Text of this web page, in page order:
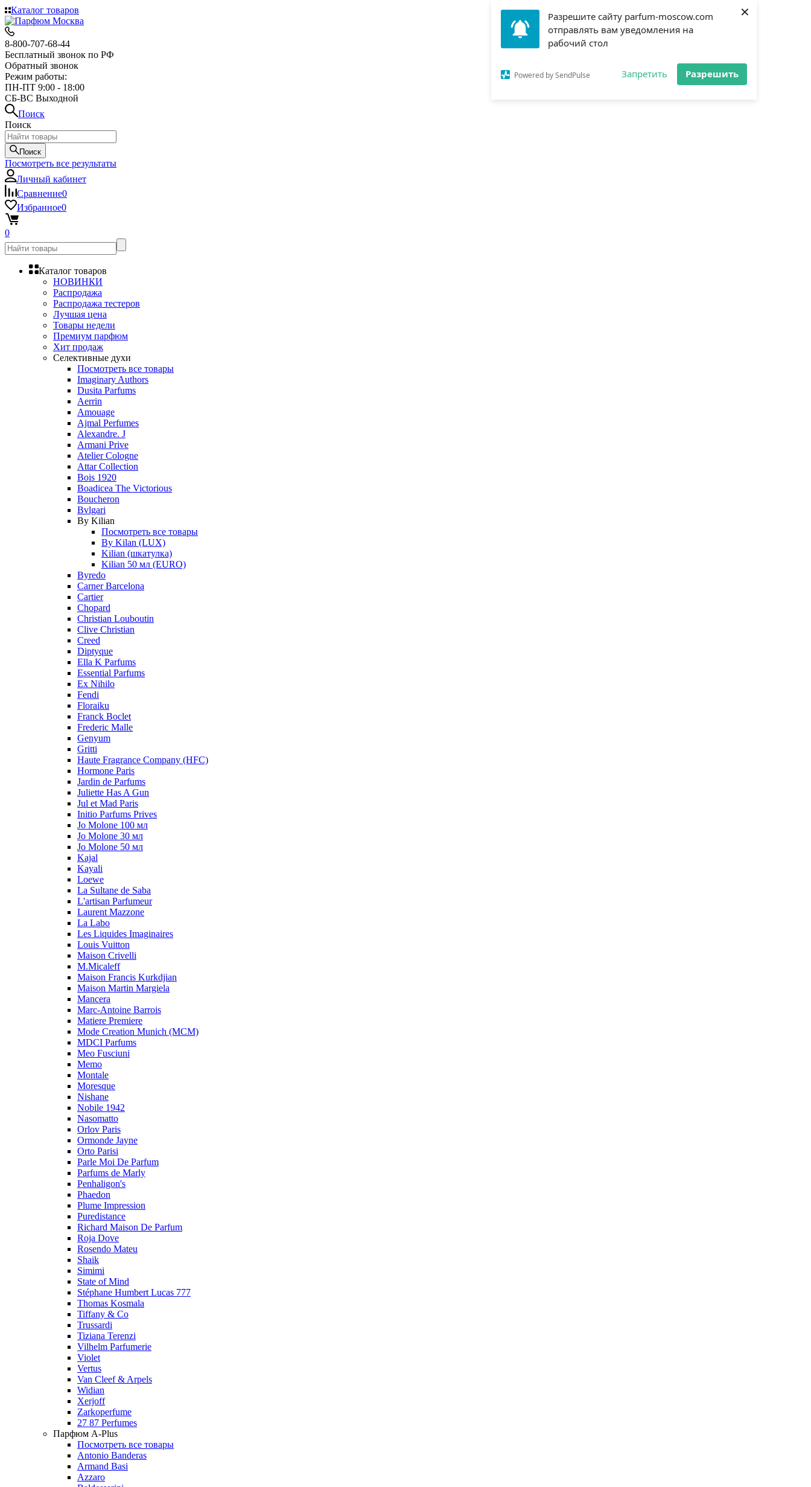
Разрешите сайту parfum-moscow.com
отправлять вам уведомления на
рабочий стол
Powered by SendPulse Запретить Разрешить
×
Каталог товаров
8-800-707-68-44
Бесплатный звонок по РФ
Обратный звонок
Режим работы:
ПН-ПТ 9:00 - 18:00
СБ-ВС Выходной
Поиск
Поиск
Поиск
Посмотреть все результаты
Личный кабинет
Сравнение0
Избранное0
0
Каталог товаров
НОВИНКИ
Распродажа
Распродажа тестеров
Лучшая цена
Товары недели
Премиум парфюм
Хит продаж
Селективные духи
Посмотреть все товары
Imaginary Authors
Dusita Parfums
Aerrin
Amouage
Ajmal Perfumes
Alexandre. J
Armani Prive
Atelier Cologne
Attar Collection
Bois 1920
Boadicea The Victorious
Boucheron
Bvlgari
By Kilian
Посмотреть все товары
By Kilan (LUX)
Kilian (шкатулка)
Kilian 50 мл (EURO)
Byredo
Carner Barcelona
Cartier
Chopard
Christian Louboutin
Clive Christian
Creed
Diptyque
Ella K Parfums
Essential Parfums
Ex Nihilo
Fendi
Floraiku
Franck Boclet
Frederic Malle
Genyum
Gritti
Haute Fragrance Company (HFC)
Hormone Paris
Jardin de Parfums
Juliette Has A Gun
Jul et Mad Paris
Initio Parfums Prives
Jo Molone 100 мл
Jo Molone 30 мл
Jo Molone 50 мл
Kajal
Kayali
Loewe
La Sultane de Saba
L'artisan Parfumeur
Laurent Mazzone
La Labo
Les Liquides Imaginaires
Louis Vuitton
Maison Crivelli
M.Micaleff
Maison Francis Kurkdjian
Maison Martin Margiela
Mancera
Marc-Antoine Barrois
Matiere Premiere
Mode Creation Munich (MCM)
MDCI Parfums
Meo Fusciuni
Memo
Montale
Moresque
Nishane
Nobile 1942
Nasomatto
Orlov Paris
Ormonde Jayne
Orto Parisi
Parle Moi De Parfum
Parfums de Marly
Penhaligon's
Phaedon
Plume Impression
Puredistance
Richard Maison De Parfum
Roja Dove
Rosendo Mateu
Shaik
Simimi
State of Mind
Stéphane Humbert Lucas 777
Thomas Kosmala
Tiffany & Co
Trussardi
Tiziana Terenzi
Vilhelm Parfumerie
Violet
Vertus
Van Cleef & Arpels
Widian
Xerjoff
Zarkoperfume
27 87 Perfumes
Парфюм A-Plus
Посмотреть все товары
Antonio Banderas
Armand Basi
Azzaro